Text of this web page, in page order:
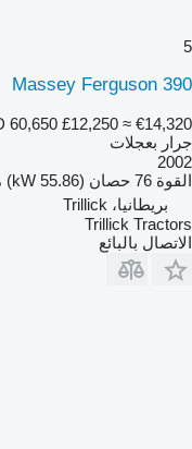
5
Massey Ferguson 390
60,650 £12,250 ≈ €14,320
جرار بعجلات
2002
القوة 76 حصان (55.86 kW)
بريطانيا، Trillick
Trillick Tractors
الاتصال بالبائع